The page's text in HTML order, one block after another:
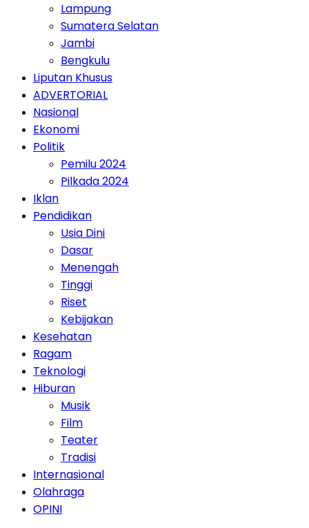
Lampung
Sumatera Selatan
Jambi
Bengkulu
Liputan Khusus
ADVERTORIAL
Nasional
Ekonomi
Politik
Pemilu 2024
Pilkada 2024
Iklan
Pendidikan
Usia Dini
Dasar
Menengah
Tinggi
Riset
Kebijakan
Kesehatan
Ragam
Teknologi
Hiburan
Musik
Film
Teater
Tradisi
Internasional
Olahraga
OPINI